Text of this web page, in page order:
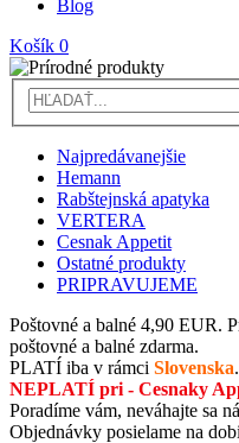
Blog
Košík 0
Najpredávanejšie
Hemann
Rabštejnská apatyka
VERTERA
Cesnak Appetit
Ostatné produkty
PRIPRAVUJEME
Poštovné a balné 4,90 EUR.
poštovné a balné zdarma.
PLATÍ iba v rámci Slovenska.
NEPLATÍ pri - Cesnaky
Poradíme vám, neváhajte sa
Objednávky posielame na